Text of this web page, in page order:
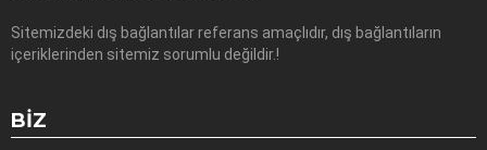
Sitemizdeki dış bağlantılar referans amaçlıdır, dış bağlantıların
içeriklerinden sitemiz sorumlu değildir.!
BIZ